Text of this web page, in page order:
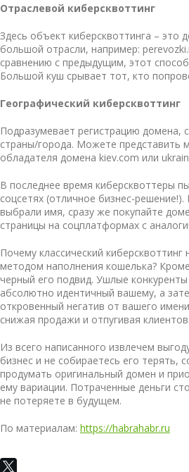
Отраслевой киберсквоттинг
Здесь объект киберсквоттинга – это
большой отрасли, например:
сравнению с предыдущим, этот
Большой куш срывает тот, кто
Географический киберсквоттинг
Подразумевает регистрацию домена,
страны/города. Можете представить
обладателя домена kiev.com или
В последнее время киберсквоттеры
соцсетях (отличное бизнес-
выбрали имя, сразу же покупайте
страницы на соцплатформах с
Почему классический киберсквоттинг
методом наполнения кошелька?
черный его подвид. Ушлые конкуренты
абсолютно идентичный вашему, а
откровенный негатив от вашего
снижая продажи и отпугивая клиентов.
Из всего написанного извлечем
бизнес и не собираетесь его терять,
продумать оригинальный домен и
ему вариации. Потраченные деньги
не потеряете в будущем.
По материалам: https://habrahabr.ru